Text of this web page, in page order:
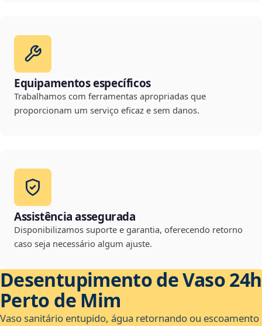
Equipamentos específicos
Trabalhamos com ferramentas apropriadas que
proporcionam um serviço eficaz e sem danos.
Assistência assegurada
Disponibilizamos suporte e garantia, oferecendo retorno
caso seja necessário algum ajuste.
Desentupimento de Vaso 24h
Perto de Mim
Vaso sanitário entupido, água retornando ou escoamento